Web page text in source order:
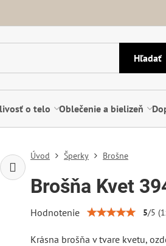
Hľadať
o telo Oblečenie a bielizeň
Úvod Šperky Brošne
Brošňa Kvet
Hodnotenie 5/5 (1
Krásna brošňa v tvare kvetu,